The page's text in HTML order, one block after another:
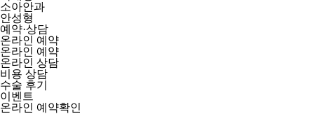
소아안과
안성형
예약·상담
온라인 예약
온라인 예약
온라인 상담
비용 상담
수술 후기
이벤트
온라인 예약확인